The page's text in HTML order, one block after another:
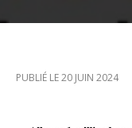
PUBLIÉ LE 20 JUIN 2024